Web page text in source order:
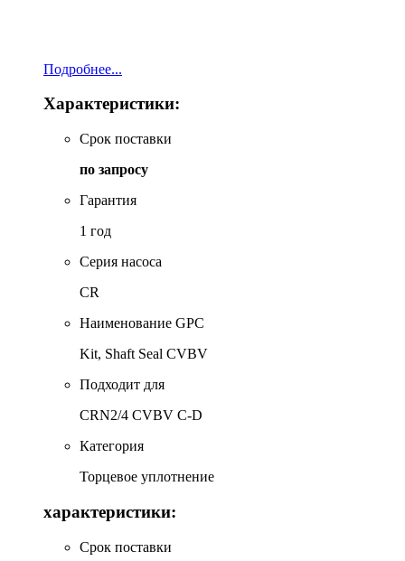
Подробнее...
Характеристики:
Срок поставки
по запросу
Гарантия
1 год
Серия насоса
CR
Наименование GPC
Kit, Shaft Seal CVBV
Подходит для
CRN2/4 CVBV C-D
Категория
Торцевое уплотнение
характеристики:
Срок поставки